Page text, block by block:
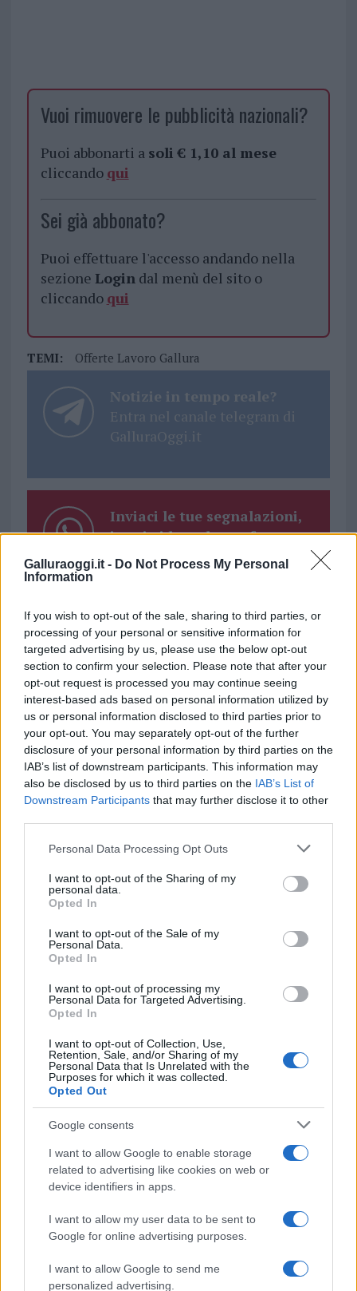
Galluraoggi.it - Do Not Process My Personal
Information
If you wish to opt-out of the sale, sharing to third parties, or
processing of your personal or sensitive information for
targeted advertising by us, please use the below opt-out
section to confirm your selection. Please note that after your
opt-out request is processed you may continue seeing
interest-based ads based on personal information utilized by
us or personal information disclosed to third parties prior to
your opt-out. You may separately opt-out of the further
disclosure of your personal information by third parties on the
IAB’s list of downstream participants. This information may
also be disclosed by us to third parties on the IAB’s List of
Downstream Participants that may further disclose it to other
Please note that this website/app uses one or more Google
not limited to your visit or usage behaviour. You may click to
grant or deny consent to Google and its third-party tags to
use your data for below specified purposes in below Google
consent section.
Personal Data Processing Opt Outs
I want to opt-out of the Sharing of my
personal data.
Opted In
I want to opt-out of the Sale of my
Personal Data.
Opted In
I want to opt-out of processing my
Personal Data for Targeted Advertising.
Opted In
I want to opt-out of Collection, Use,
Retention, Sale, and/or Sharing of my
Personal Data that Is Unrelated with the
Purposes for which it was collected.
Opted Out
Google consents
I want to allow Google to enable storage
related to advertising like cookies on web or
device identifiers in apps.
I want to allow my user data to be sent to
Google for online advertising purposes.
I want to allow Google to send me
personalized advertising.
Vuoi rimuovere le pubblicità nazionali?
Puoi abbonarti a soli € 1,10 al mese
cliccando qui
Sei già abbonato?
Puoi effettuare l'accesso andando nella
sezione Logindal menù del sito o
cliccando qui
TEMI: Offerte Lavoro Gallura
Notizie in tempo reale?
Entra nel canale telegram di
GalluraOggi.it
Inviaci le tue segnalazioni,
i tuoi video e le tue foto
Su WhatsApp al numero +39
Ricevi le nostre ultime news
daGoogle News
Condividi l'articolo
F
a
ce
b
o
o
k
T
w
it
te
r
Pi
n
te
re
W
h
at
s
p
S
h
a
re
Prossimo articolo
NOTIZIE RECENTI
Sangue, musica e solidarietà con Avis Olbia al
Delta Center
Meteo Olbia 9 agosto, temperature in calo
Salmo finisce in ospedale a Catania, ma il tour
va avanti: “Sicilia, ci sono”
mondo per una notte
Giorgia Meloni a La Maddalena, la vicesindaco: